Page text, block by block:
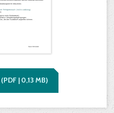
(PDF | 0,13 MB)